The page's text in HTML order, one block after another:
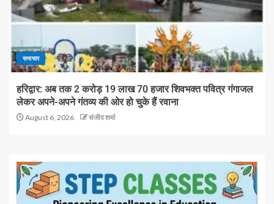
समाचार
हरिद्वार: अब तक 2 करोड़ 19 लाख 70 हजार शिवभक्त पवित्र गंगाजल
लेकर अपने-अपने गंतव्य की ओर हो चुके हैं रवाना
August 6, 2026 संजीव शर्मा